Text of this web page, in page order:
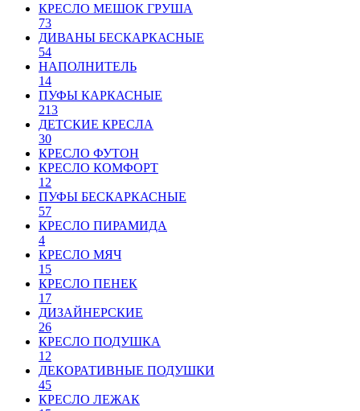
КРЕСЛО МЕШОК ГРУША
73
ДИВАНЫ БЕСКАРКАСНЫЕ
54
НАПОЛНИТЕЛЬ
14
ПУФЫ КАРКАСНЫЕ
213
ДЕТСКИЕ КРЕСЛА
30
КРЕСЛО ФУТОН
КРЕСЛО КОМФОРТ
12
ПУФЫ БЕСКАРКАСНЫЕ
57
КРЕСЛО ПИРАМИДА
4
КРЕСЛО МЯЧ
15
КРЕСЛО ПЕНЕК
17
ДИЗАЙНЕРСКИЕ
26
КРЕСЛО ПОДУШКА
12
ДЕКОРАТИВНЫЕ ПОДУШКИ
45
КРЕСЛО ЛЕЖАК